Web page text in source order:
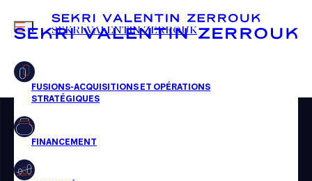
FR EN
MENU SEKRI VALENTIN ZERROUK